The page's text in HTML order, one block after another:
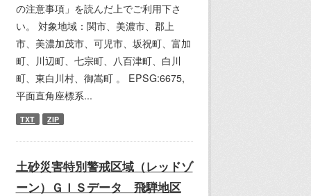
の注意事項」を読んだ上でご利用下さ
い。 対象地域：関市、美濃市、郡上
市、美濃加茂市、可児市、坂祝町、富加
町、川辺町、七宗町、八百津町、白川
町、東白川村、御嵩町 。 EPSG:6675,
平面直角座標系...
TXT ZIP
土砂災害特別警戒区域（レッドゾ
ーン）ＧＩＳデータ 飛騨地区